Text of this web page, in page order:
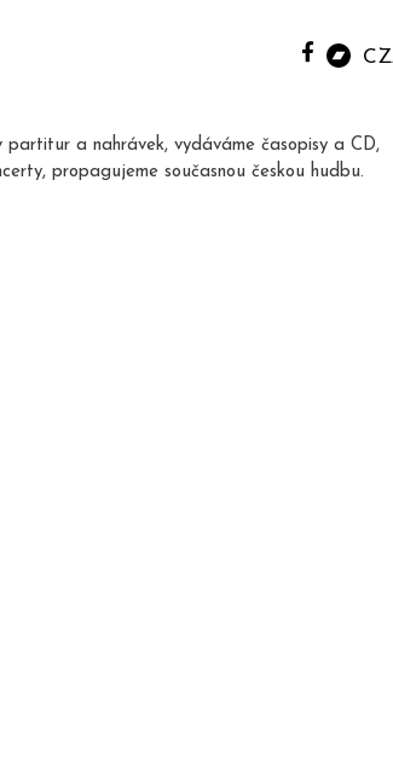
CZ
partitur a nahrávek, vydáváme časopisy a CD,
propagujeme současnou českou hudbu.